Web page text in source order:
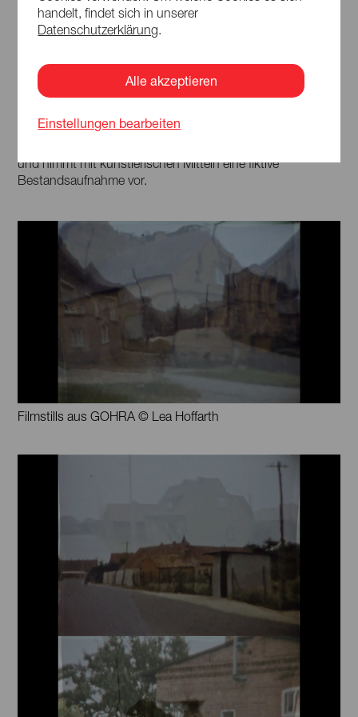
Vorgang, dem geschändeten Land die Erde
zurückzugeben. So bringe ich das Lausitzer Ocker auf den
Ihre Arbeit an diesem Film vergleicht Lea mit dem Bagger:
»Was dieser, Erdschicht für Erdschicht, Geschichte für
Geschichte, dem Berg wegnahm, versuche ich – mit
rekonstruieren und kreativ umzusetzen.«
und nimmt mit künstlerischen Mitteln eine fiktive
Bestandsaufnahme vor.
Filmstills aus GOHRA © Lea Hoffarth
handelt, findet sich in unserer
Datenschutzerklärung.
Alle akzeptieren
Einstellungen bearbeiten